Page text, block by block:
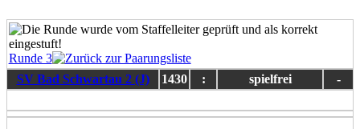
Runde 3
SV Bad Schwartau 2 (J)
1430 : spielfrei -